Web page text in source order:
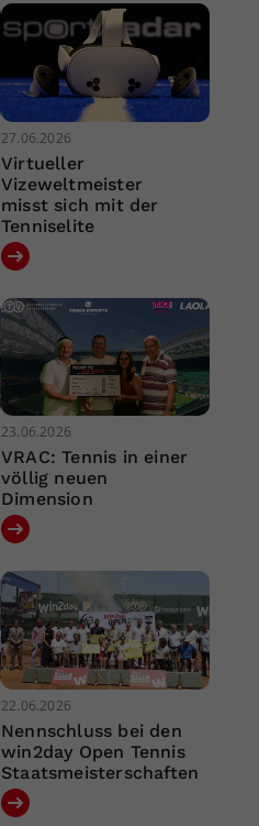
27.06.2026
Virtueller
Vizeweltmeister
misst sich mit der
Tenniselite
23.06.2026
VRAC: Tennis in einer
völlig neuen
Dimension
22.06.2026
Nennschluss bei den
win2day Open Tennis
Staatsmeisterschaften